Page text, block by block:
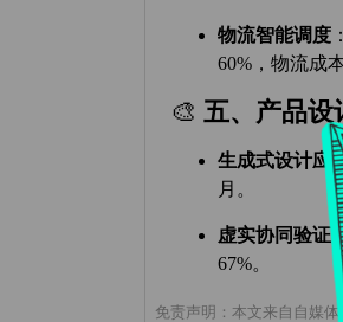
物流智能调度
60%，物流成
🎨 ‌五、产品设
生成式设计应
月。
虚实协同验证
67%。
免责声明：本文来自自媒